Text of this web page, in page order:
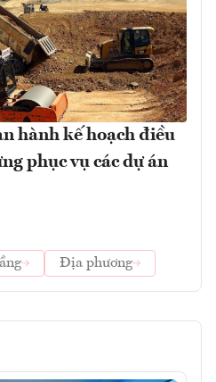
hành kế hoạch điều
phục vụ các dự án
Địa phương